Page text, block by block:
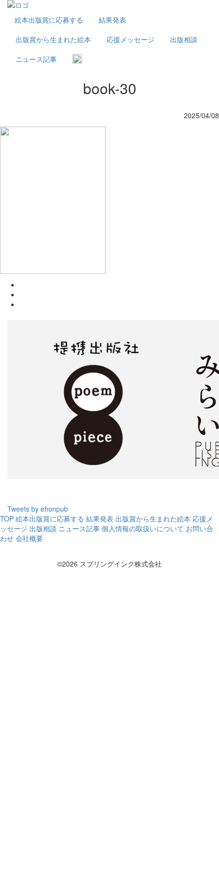
絵本出版賞に応募する
結果発表
出版賞から生まれた絵本
応援メッセージ
出版相談
ニュース記事
book-30
2025/04/08
Tweets by ehonpub
TOP 絵本出版賞に応募する 結果発表 出版賞から生まれた絵本 応援メ
ッセージ 出版相談 ニュース記事 個人情報の取扱いについて お問い合
わせ 会社概要
©2026 スプリングインク株式会社